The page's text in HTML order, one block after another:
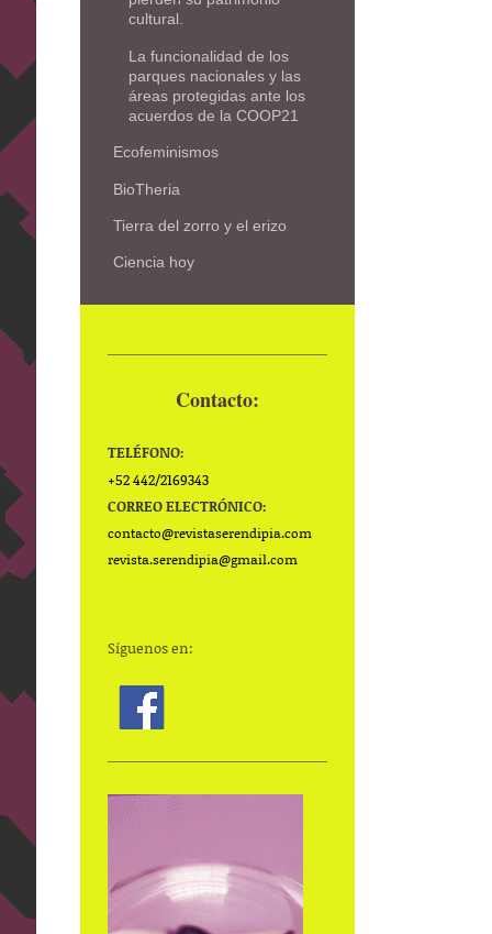
cultural.
La funcionalidad de los
parques nacionales y las
áreas protegidas ante los
acuerdos de la COOP21
Ecofeminismos
BioTheria
Tierra del zorro y el erizo
Ciencia hoy
Contacto:
TELÉFONO:
+52 442/2169343
CORREO ELECTRÓNICO:
contacto@revistaserendipia.com
revista.serendipia@gmail.com
Síguenos en: